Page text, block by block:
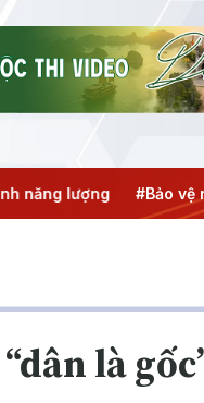
#Bảo vệ nền tảng tư
là